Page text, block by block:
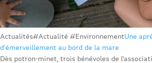
Actualités#Actualité #EnvironnementUne
d’émerveillement au bord de la mare
Dès potron-minet, trois bénévoles de